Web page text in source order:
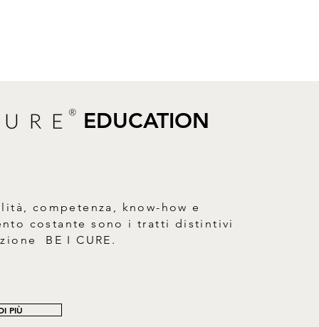
gum, Silica, Potassium
EDUCATION
competenza, know-how e
costante sono i tratti distintivi
BE I CURE.
PIÙ